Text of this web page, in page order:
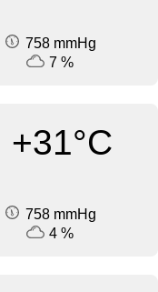
758 mmHg
7 %
+31°C
758 mmHg
4 %